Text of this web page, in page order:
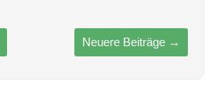
Neuere Beiträge →